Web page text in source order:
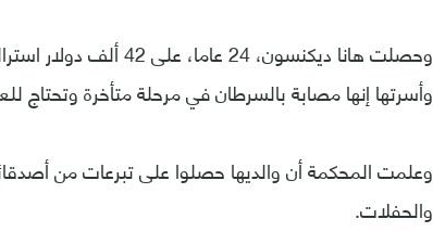
وأسرتها إنها مصابة بالسرطان في مرحلة متأخرة وتحتاج
وعلمت المحكمة أن والديها حصلوا على تبرعات من
والحفلات.